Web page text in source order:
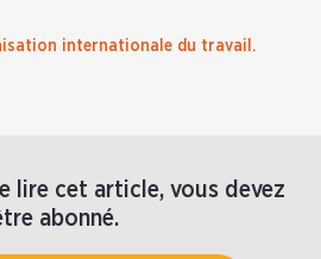
internationale du travail.
lire cet article, vous devez
abonné.